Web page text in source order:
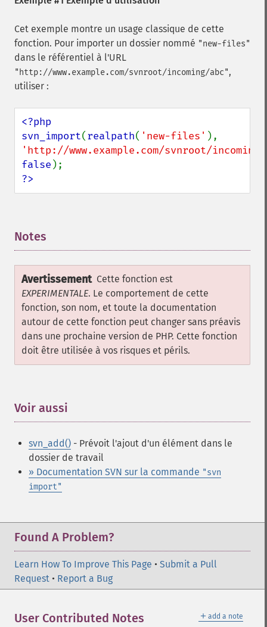
Cet exemple montre un usage classique de cette
fonction. Pour importer un dossier nommé "new-files"
dans le référentiel à l'URL
"http://www.example.com/svnroot/incoming/abc",
utiliser :
<?php
svn_import(realpath( 'new-files'
'http://www.example.com/svnroot/
false
?>
Notes
Avertissement Cette fonction est
EXPERIMENTALE. Le comportement de cette
fonction, son nom, et toute la documentation
autour de cette fonction peut changer sans préavis
dans une prochaine version de PHP. Cette fonction
doit être utilisée à vos risques et périls.
Voir aussi
svn_add() - Prévoit l'ajout d'un élément dans le
dossier de travail
» Documentation SVN sur la commande "svn
import"
Found A Problem?
Learn How To Improve This Page • Submit a Pull
Request • Report a Bug
＋ add a note
User Contributed Notes